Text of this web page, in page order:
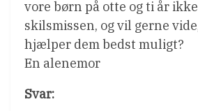
vore børn på otte og ti år
skilsmissen, og vil gerne
hjælper dem bedst muligt?
En alenemor
Svar: